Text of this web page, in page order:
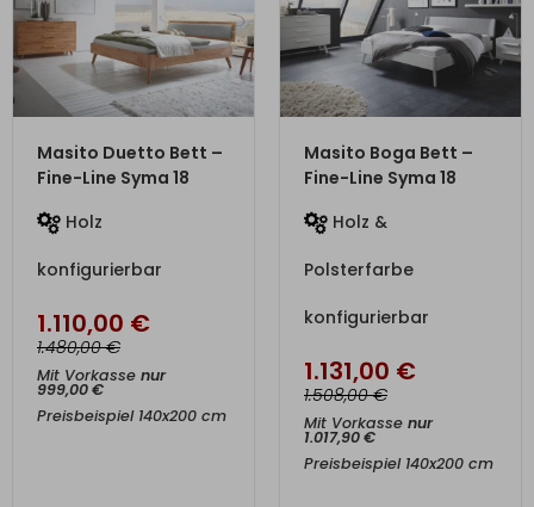
ZUM PRODUKT
Masito Duetto Bett –
Fine-Line Syma 18
Holz
konfigurierbar
1.110,00 €
1.480,00€
Mit Vorkasse nur
999,00€
Preisbeispiel 140x200 cm
ZUM PRODUKT
Masito Boga Bett –
Fine-Line Syma 18
Holz &
Polsterfarbe
konfigurierbar
1.131,00 €
1.508,00€
Mit Vorkasse nur
1.017,90€
Preisbeispiel 140x200 cm